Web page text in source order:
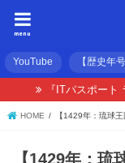
menu
YouTube 【歴史年
『ITパスポー
HOME 【1429年：琉球
【1429年：琉